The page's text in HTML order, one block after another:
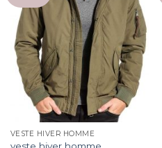
VESTE HIVER HOMME